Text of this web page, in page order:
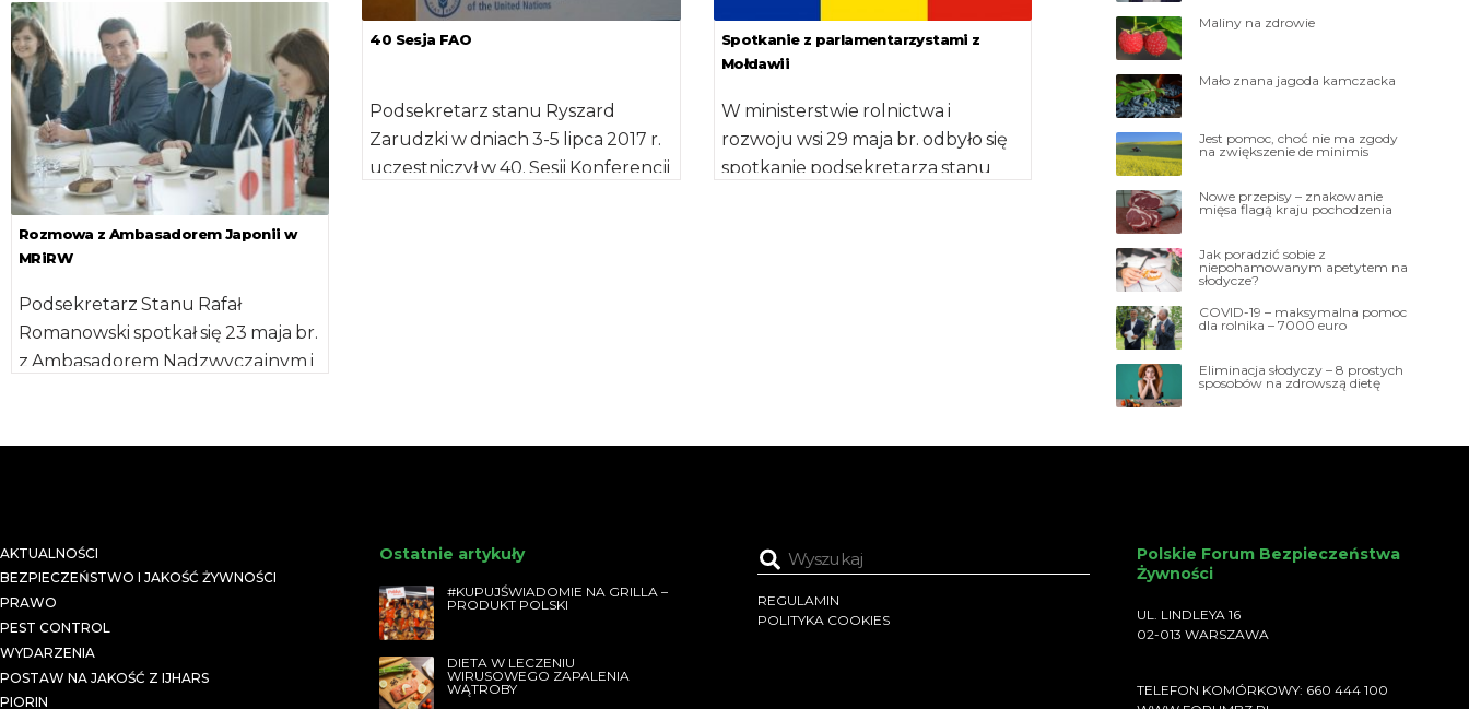
Dudy w Kazachstanie. […]
40 Sesja FAO
Podsekretarz stanu Ryszard
Zarudzki w dniach 3-5 lipca 2017 r.
uczestniczył w 40. Sesji Konferencji
Spotkanie z parlamentarzystami z
Mołdawii
W ministerstwie rolnictwa i
rozwoju wsi 29 maja br. odbyło się
spotkanie podsekretarza stanu
Rozmowa z Ambasadorem Japonii w
MRiRW
Podsekretarz Stanu Rafał
Romanowski spotkał się 23 maja br.
z Ambasadorem Nadzwyczajnym i
Maliny na zdrowie
Mało znana jagoda kamczacka
Jest pomoc, choć nie ma zgody
na zwiększenie de minimis
Nowe przepisy – znakowanie
mięsa flagą kraju pochodzenia
Jak poradzić sobie z
niepohamowanym apetytem na
słodycze?
COVID-19 – maksymalna pomoc
dla rolnika – 7000 euro
Eliminacja słodyczy – 8 prostych
sposobów na zdrowszą dietę
AKTUALNOŚCI
BEZPIECZEŃSTWO I JAKOŚĆ ŻYWNOŚCI
PRAWO
PEST CONTROL
WYDARZENIA
POSTAW NA JAKOŚĆ Z IJHARS
PIORIN
Ostatnie artykuły
#KUPUJŚWIADOMIE NA GRILLA –
PRODUKT POLSKI
DIETA W LECZENIU
WIRUSOWEGO ZAPALENIA
WĄTROBY
REGULAMIN
POLITYKA COOKIES
Polskie Forum Bezpieczeństwa
Żywności
UL. LINDLEYA 16
02-013 WARSZAWA
TELEFON KOMÓRKOWY: 660 444 100